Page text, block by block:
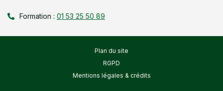
Formation : 01 53 25 50 89
Plan du site
RGPD
Mentions légales & crédits